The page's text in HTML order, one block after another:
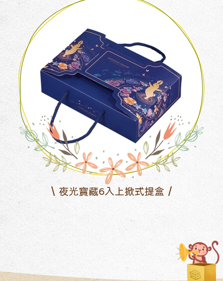
夜光寶藏6入上掀式提盒